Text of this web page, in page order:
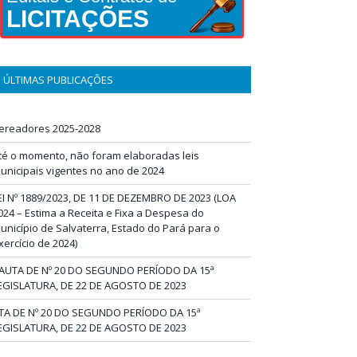
LICITAÇÕES
ÚLTIMAS PUBLICAÇÕES
2025-2028
o momento, não foram elaboradas leis
vigentes no ano de 2024
Nº 1889/2023, DE 11 DE DEZEMBRO DE 2023 (LOA
– Estima a Receita e Fixa a Despesa do
de Salvaterra, Estado do Pará para o
de 2024)
DE Nº 20 DO SEGUNDO PERÍODO DA 15ª
DE 22 DE AGOSTO DE 2023
DE Nº 20 DO SEGUNDO PERÍODO DA 15ª
DE 22 DE AGOSTO DE 2023